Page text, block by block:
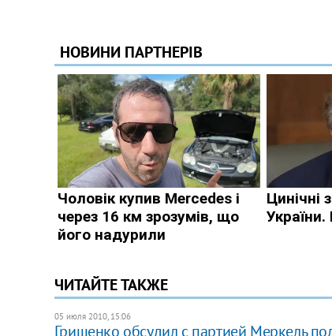
ЧИТАЙТЕ ТАКЖЕ
05 июля 2010, 15:06
Грищенко обсудил с партией Меркель